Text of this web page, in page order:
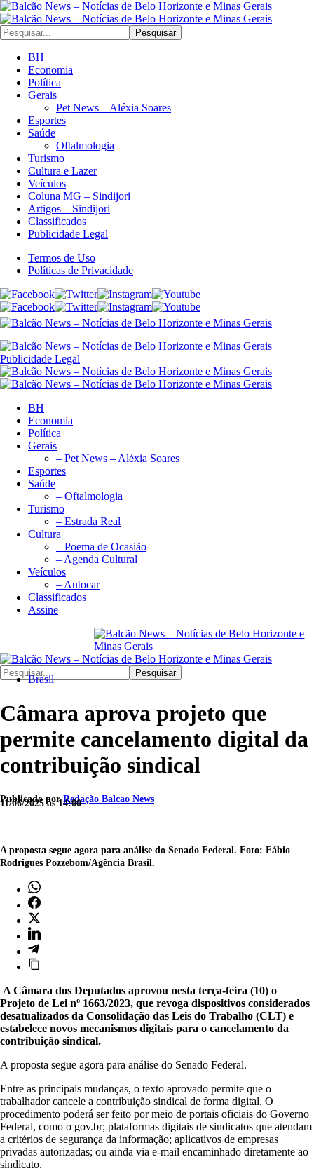
Pesquisar
BH
Economia
Política
Gerais
Pet News – Aléxia Soares
Esportes
Saúde
Oftalmologia
Turismo
Cultura e Lazer
Veículos
Coluna MG – Sindijori
Artigos – Sindijori
Classificados
Publicidade Legal
Termos de Uso
Políticas de Privacidade
Publicidade Legal
BH
Economia
Política
Gerais
– Pet News – Aléxia Soares
Esportes
Saúde
– Oftalmologia
Turismo
– Estrada Real
Cultura
– Poema de Ocasião
– Agenda Cultural
Veículos
– Autocar
Classificados
Assine
Pesquisar
Brasil
Câmara aprova projeto que
permite cancelamento digital da
contribuição sindical
Publicado porRedação Balcao News
11/06/2025 às 14:00
A proposta segue agora para análise do Senado Federal. Foto: Fábio
Rodrigues Pozzebom/Agência Brasil.
A Câmara dos Deputados aprovou nesta terça-feira (10) o
Projeto de Lei nº 1663/2023, que revoga dispositivos considerados
desatualizados da Consolidação das Leis do Trabalho (CLT) e
estabelece novos mecanismos digitais para o cancelamento da
contribuição sindical.
A proposta segue agora para análise do Senado Federal.
Entre as principais mudanças, o texto aprovado permite que o
trabalhador cancele a contribuição sindical de forma digital. O
procedimento poderá ser feito por meio de portais oficiais do Governo
Federal, como o gov.br; plataformas digitais de sindicatos que atendam
a critérios de segurança da informação; aplicativos de empresas
privadas autorizadas; ou ainda via e-mail encaminhado diretamente ao
sindicato.